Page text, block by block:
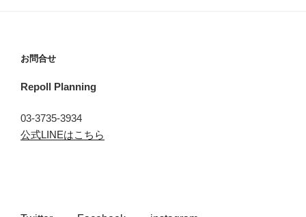
お問合せ
Repoll Planning
03-3735-3934
公式LINEはこちら